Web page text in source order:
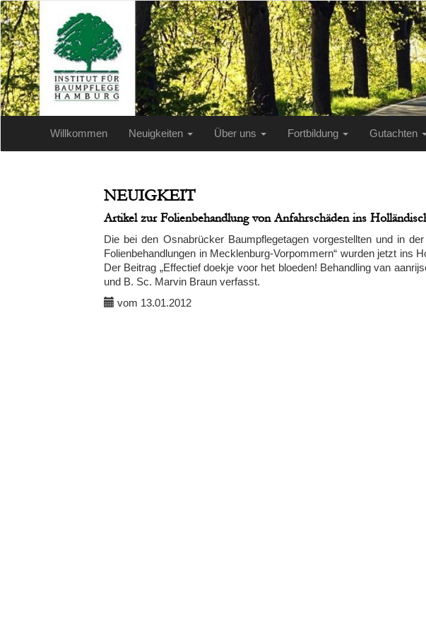
Willkommen Neuigkeiten Über uns Fortbildung Gutachten
NEUIGKEIT
Artikel zur Folienbehandlung von Anfahrschäden ins
Die bei den Osnabrücker Baumpflegetagen vorgestellten und in
Folienbehandlungen in Mecklenburg-Vorpommern“ wurden jetzt ins
Der Beitrag „Effectief doekje voor het bloeden! Behandling van
und B. Sc. Marvin Braun verfasst.
vom 13.01.2012